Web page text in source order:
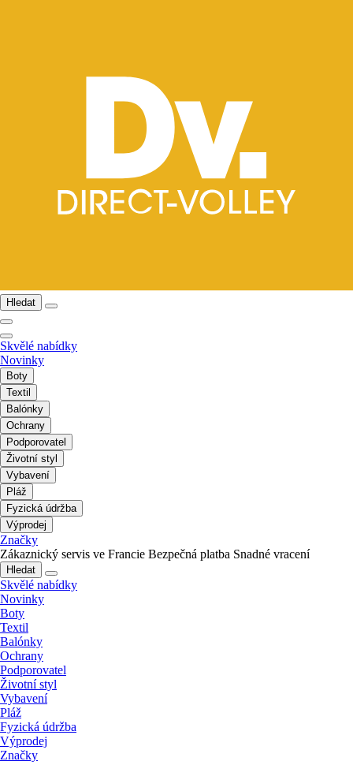
Hledat
Skvělé nabídky
Novinky
Boty
Textil
Balónky
Ochrany
Podporovatel
Životní styl
Vybavení
Pláž
Fyzická údržba
Výprodej
Značky
Zákaznický servis ve Francie Bezpečná platba Snadné vracení
Hledat
Skvělé nabídky
Novinky
Boty
Textil
Balónky
Ochrany
Podporovatel
Životní styl
Vybavení
Pláž
Fyzická údržba
Výprodej
Značky